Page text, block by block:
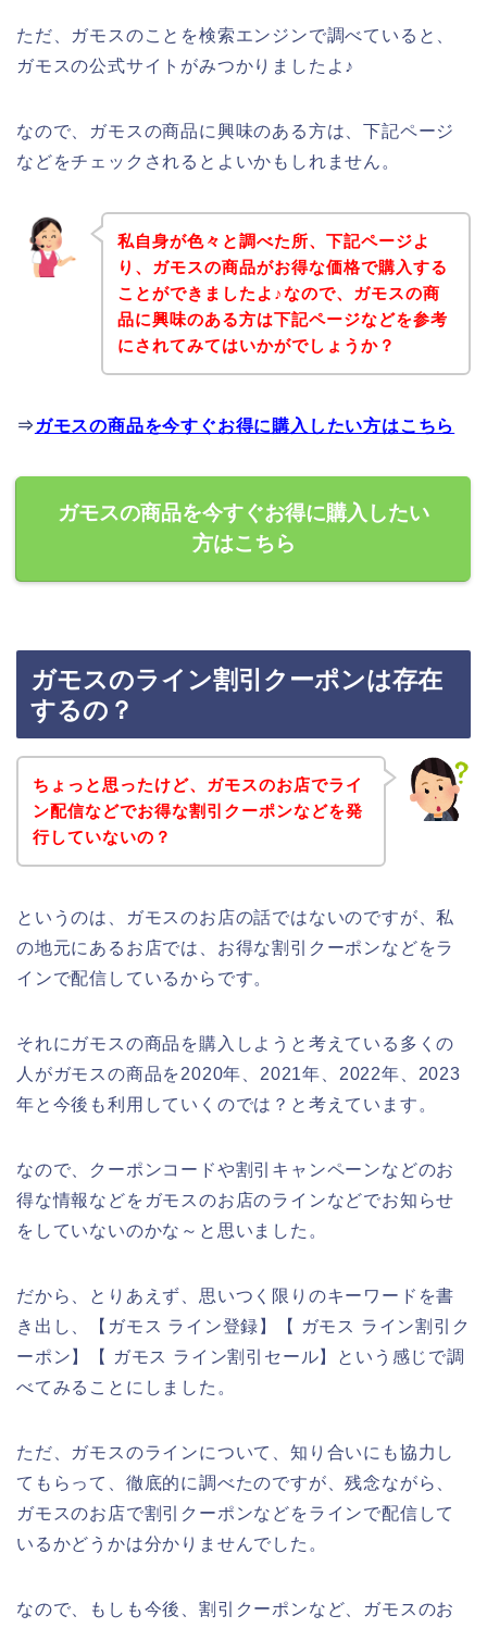
ただ、ガモスのことを検索エンジンで調べていると、
ガモスの公式サイトがみつかりましたよ♪
なので、ガモスの商品に興味のある方は、下記ページ
などをチェックされるとよいかもしれません。
私自身が色々と調べた所、下記ページよ
り、ガモスの商品がお得な価格で購入する
ことができましたよ♪なので、ガモスの商
品に興味のある方は下記ページなどを参考
にされてみてはいかがでしょうか？
⇒ ガモスの商品を今すぐお得に購入したい方はこちら
ガモスの商品を今すぐお得に購入したい
方はこちら
ガモスのライン割引クーポンは存在
するの？
ちょっと思ったけど、ガモスのお店でライ
ン配信などでお得な割引クーポンなどを発
行していないの？
というのは、ガモスのお店の話ではないのですが、私
の地元にあるお店では、お得な割引クーポンなどをラ
インで配信しているからです。
それにガモスの商品を購入しようと考えている多くの
人がガモスの商品を2020年、2021年、2022年、2023
年と今後も利用していくのでは？と考えています。
なので、クーポンコードや割引キャンペーンなどのお
得な情報などをガモスのお店のラインなどでお知らせ
をしていないのかな～と思いました。
だから、とりあえず、思いつく限りのキーワードを書
き出し、【ガモス ライン登録】【 ガモス ライン割引ク
ーポン】【 ガモス ライン割引セール】という感じで調
べてみることにしました。
ただ、ガモスのラインについて、知り合いにも協力し
てもらって、徹底的に調べたのですが、残念ながら、
ガモスのお店で割引クーポンなどをラインで配信して
いるかどうかは分かりませんでした。
なので、もしも今後、割引クーポンなど、ガモスのお